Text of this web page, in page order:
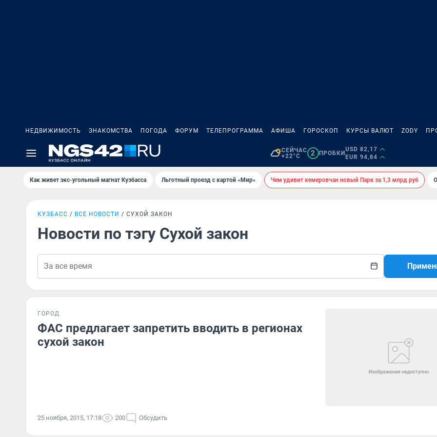
НЕДВИЖИМОСТЬ ЗНАКОМСТВА ПОГОДА ФОРУМ ТЕЛЕПРОГРАММА АФИША ГОРОСКОП КУРСЫ ВАЛЮТ ZODY
СЕЙЧАС
+22°C
2 ПРОБКИ
USD 82,17
EUR 94,84
Как живет экс-угольный магнат Кузбасса Льготный проезд с картой «Мир» Чем удивит кемеровчан новый Парк за 1,3 млрд руб
КУЗБАСС ВСЕ НОВОСТИ СУХОЙ ЗАКОН
Новости по тэгу Сухой закон
ГОРОД
ФАС предлагает запретить вводить в регионах
сухой закон
25 ноября, 2015, 17:18 200 Обсудить